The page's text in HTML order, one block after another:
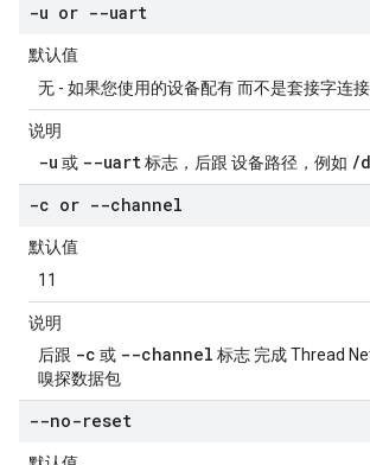
-u or --uart
默认值
无 - 如果您使用的设备配有 而不是套接字连接
说明
-u 或 --uart标志，后跟 设备路径，例如 /
-c or --channel
默认值
11
说明
后跟 -c 或 --channel 标志 完成 Thread
嗅探数据包
--no-reset